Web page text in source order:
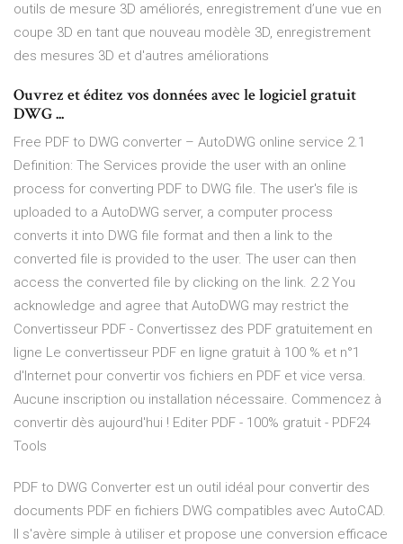
outils de mesure 3D améliorés, enregistrement d’une vue en
coupe 3D en tant que nouveau modèle 3D, enregistrement
des mesures 3D et d'autres améliorations
Ouvrez et éditez vos données avec le logiciel gratuit
DWG ...
Free PDF to DWG converter – AutoDWG online service 2.1
Definition: The Services provide the user with an online
process for converting PDF to DWG file. The user's file is
uploaded to a AutoDWG server, a computer process
converts it into DWG file format and then a link to the
converted file is provided to the user. The user can then
access the converted file by clicking on the link. 2.2 You
acknowledge and agree that AutoDWG may restrict the
Convertisseur PDF - Convertissez des PDF gratuitement en
ligne Le convertisseur PDF en ligne gratuit à 100 % et n°1
d'Internet pour convertir vos fichiers en PDF et vice versa.
Aucune inscription ou installation nécessaire. Commencez à
convertir dès aujourd'hui ! Editer PDF - 100% gratuit - PDF24
Tools
PDF to DWG Converter est un outil idéal pour convertir des
documents PDF en fichiers DWG compatibles avec AutoCAD.
Il s'avère simple à utiliser et propose une conversion efficace